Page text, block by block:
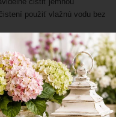
použiť vlažnú vodu bez